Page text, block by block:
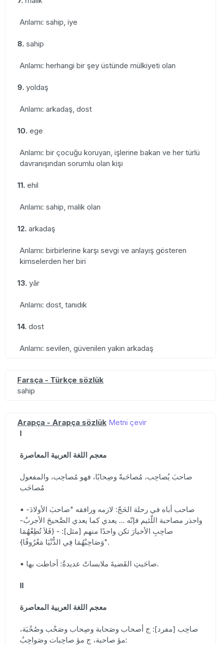
Anlamı: sahip, iye
8. sahip
Anlamı: herhangi bir şey üstünde mülkiyeti olan
9. yoldaş
Anlamı: arkadaş, dost
10. ege
Anlamı: bir çocuğu koruyan, işlerine bakan ve her türlü
davranışından sorumlu olan kişı
11. ehil
Anlamı: sahip, malik olan
12. arkadaş
Anlamı: birbirlerine karşı sevgi ve anlayış gösteren
kimselerden her biri
13. yâr
Anlamı: dost, tanıdık
14. dost
Anlamı: sevilen, güvenilen yakın arkadaş
Farsça - Türkçe sözlük
sahip
Arapça - Arapça sözlük Metni çevir
I
معجم اللغة العربية المعاصرة
صاحبَ يُصاحِب، مُصاحَبةً وصِحابًا، فهو مُصاحِب، والمفعول
مُصاحَب
• صاحب أباه في رحلة الحَجّ: لازمه ورافقه "صاحبَ الأولادَ-
واحذر مصاحبة اللّئيم فإنّه ... يعدي كما يعدي الصَّحيحَ الأجربُ-
صاحِبِ الأخيارَ تكن واحدًا منهم [مثل]: - {فَلاَ تُطِعْهُمَا
وَصَاحِبْهُمَا فِي الدُّنْيَا مَعْرُوفًا}".
• صاحَبتِ القَضيةَ ملابساتٌ عديدةٌ: أحاطت بها.
II
معجم اللغة العربية المعاصرة
صاحِب [مفرد]: ج أصحاب وصَحابة وصِحاب وصَحْب وصُحْبَة،
مؤ صاحبة، ج مؤ صاحِبات وصَواحِبُ: